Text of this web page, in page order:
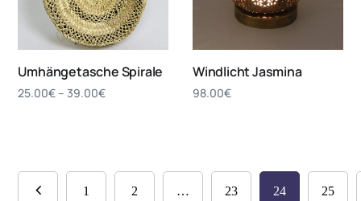
Umhängetasche Spirale
25.00€ – 39.00€
Windlicht Jasmina
98.00€
1 2 … 23 24 25